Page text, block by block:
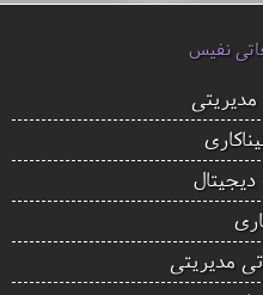
نفیس
مدیریتی